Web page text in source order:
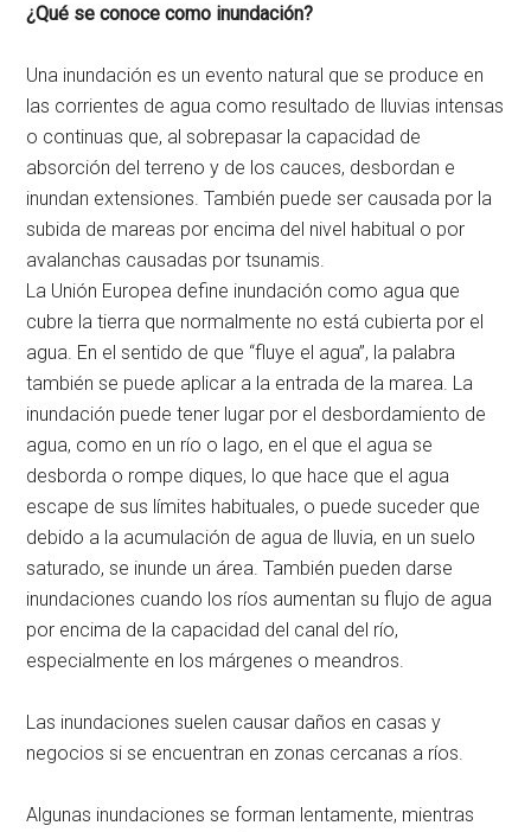
¿Qué se conoce como inundación?
Una inundación es un evento natural que se produce en
las corrientes de agua como resultado de lluvias intensas
o continuas que, al sobrepasar la capacidad de
absorción del terreno y de los cauces, desbordan e
inundan extensiones. También puede ser causada por la
subida de mareas por encima del nivel habitual o por
avalanchas causadas por tsunamis.
La Unión Europea define inundación como agua que
cubre la tierra que normalmente no está cubierta por el
agua. En el sentido de que “fluye el agua”, la palabra
también se puede aplicar a la entrada de la marea. La
inundación puede tener lugar por el desbordamiento de
agua, como en un río o lago, en el que el agua se
desborda o rompe diques, lo que hace que el agua
escape de sus límites habituales, o puede suceder que
debido a la acumulación de agua de lluvia, en un suelo
saturado, se inunde un área. También pueden darse
inundaciones cuando los ríos aumentan su flujo de agua
por encima de la capacidad del canal del río,
especialmente en los márgenes o meandros.
Las inundaciones suelen causar daños en casas y
negocios si se encuentran en zonas cercanas a ríos.
Algunas inundaciones se forman lentamente, mientras